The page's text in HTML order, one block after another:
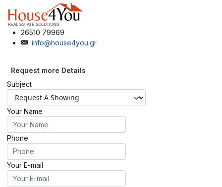
26510 79969
info@house4you.gr
Request more Details
Subject
Your Name
Phone
Your E-mail